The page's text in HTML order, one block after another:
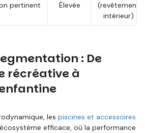
pertinent Élevée
(revêtement
intérieur)
: De
récréative à
les piscines et accessoires
efficace, où la performance